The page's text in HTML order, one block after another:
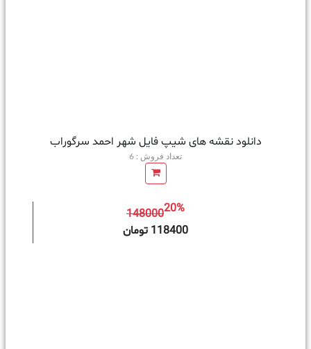
دانلود نقشه های شیپ فایل شهر احمد سرگوراب
تعداد فروش : 6
14800020%
118400 تومان